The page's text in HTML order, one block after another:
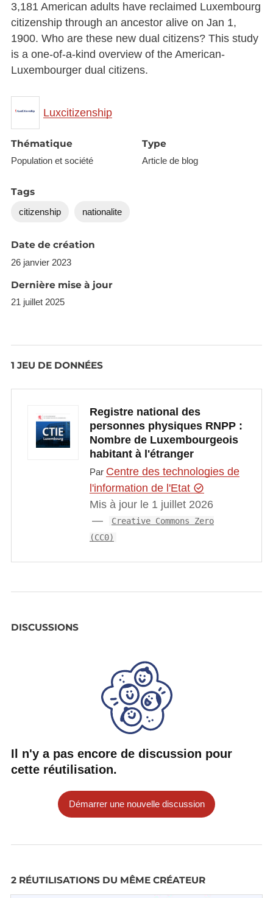
3,181 American adults have reclaimed Luxembourg
citizenship through an ancestor alive on Jan 1,
1900. Who are these new dual citizens? This study
is a one-of-a-kind overview of the American-
Luxembourger dual citizens.
Luxcitizenship
Thématique
Population et société
Type
Article de blog
Tags
citizenship nationalite
Date de création
26 janvier 2023
Dernière mise à jour
21 juillet 2025
1 JEU DE DONNÉES
Registre national des
personnes physiques RNPP :
Nombre de Luxembourgeois
habitant à l'étranger
Par Centre des technologies de
l'information de l'Etat
Mis à jour le 1 juillet 2026
Creative Commons Zero
(CC0)
DISCUSSIONS
Il n'y a pas encore de discussion pour
cette réutilisation.
Démarrer une nouvelle discussion
2 RÉUTILISATIONS DU MÊME CRÉATEUR